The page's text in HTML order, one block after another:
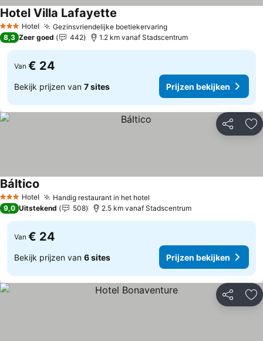
3 SterrenHotel Gezinsvriendelijke boetiekervaringPrijzen bekijken
Hotel Villa Lafayette
8,3 Zeer goed 442 1.2 km vanaf Stadscentrum
Van € 24
Bekijk prijzen van 7 sites Prijzen bekijken
Delen
3 SterrenHotel Handig restaurant in het hotel
Báltico
9,0 Uitstekend 508 2.5 km vanaf Stadscentrum
Van € 24
Bekijk prijzen van 6 sites Prijzen bekijken
Delen